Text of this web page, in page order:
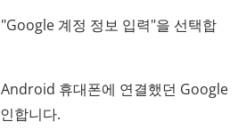
계정 정보 입력"을 선택합
휴대폰에 연결했던 Google
합니다.